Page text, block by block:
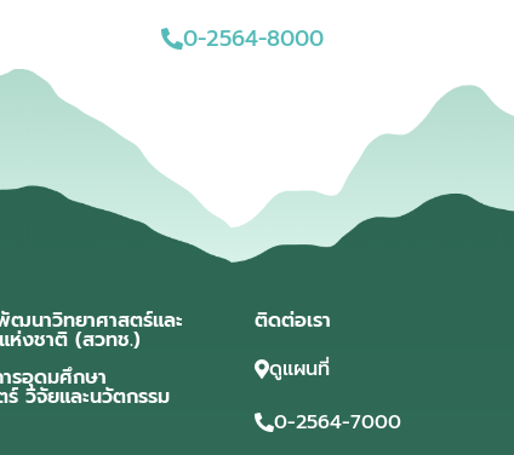
0-2564-8000
ฒนาวิทยาศาสตร์และ
ห่งชาติ (สวทช.)
รอุดมศึกษา
ร์ วิจัยและนวัตกรรม
ติดต่อเรา
ดูแผนที่
0-2564-7000